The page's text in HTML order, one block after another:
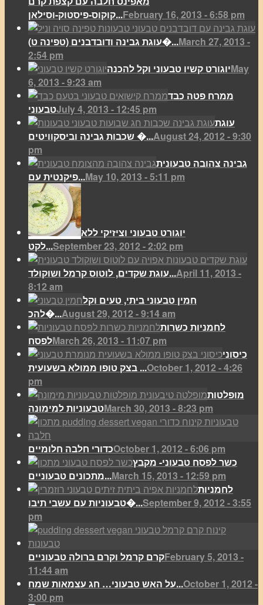
קוקוס-פיסטוק-וסילאן...February 16, 2013 - 6:58 pm
(עוגת גבינה ודובדבנים (טפינה ט�...March 27, 2013 -
2:54 pm
יוגורט קשיו טבעוני וקל להכנהMay
6, 2013 - 9:23 am
ממרח פטה כבד
טבעוניJuly 4, 2013 - 12:45 pm
עוגת
שכבות גבינה וביסקוויטים �...August 24, 2012 - 9:30
pm
גבינה צהובה טבעונית
פיקנטית עם...May 10, 2013 - 5:11 pm
יוגורט טבעוני וציזיקי ללא
לקט...September 23, 2012 - 2:02 pm
עוגת שקדים, לוטוס קרמל ושוקולד...April 11, 2013 -
8:12 am
חמין טבעוני ביתי, טעים וקל
להכ�...August 29, 2012 - 9:14 am
לחמניות כשרות
לפסחMarch 26, 2013 - 11:07 pm
כיסוני
בצק טופו ממולא בשעועית ...October 1, 2012 - 4:26
pm
מופלטות
טבעוניות למימונהMarch 30, 2013 - 8:23 pm
כדורי חלבה חלומייםOctober 1, 2012 - 6:06 pm
כשר לפסח טבעוני- מקבץ
מתכונים טבעוניים...March 15, 2013 - 12:59 pm
לחמניות
טבעוניות עם עשבי תיבו�...September 9, 2012 - 3:55
pm
קרם קרמל וקרם ברולה טבעונייםFebruary 5, 2013 -
11:44 am
על האש טבעוני… חג עצמאות שמח...October 1, 2012 -
3:00 pm